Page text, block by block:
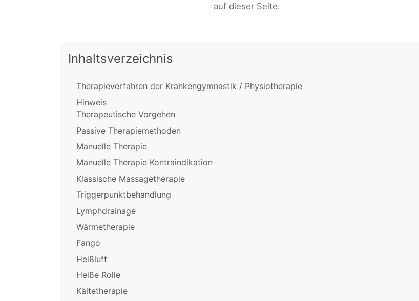
auf dieser Seite.
Inhaltsverzeichnis
Therapieverfahren der Krankengymnastik / Physiotherapie
Hinweis
Therapeutische Vorgehen
Passive Therapiemethoden
Manuelle Therapie
Manuelle Therapie Kontraindikation
Klassische Massagetherapie
Triggerpunktbehandlung
Lymphdrainage
Wärmetherapie
Fango
Heißluft
Heiße Rolle
Kältetherapie